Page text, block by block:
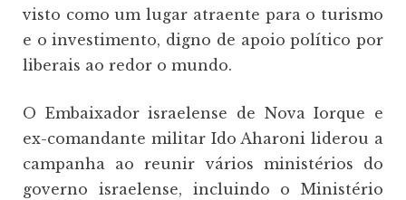
visto como um lugar atraente para o turismo
e o investimento, digno de apoio político por
liberais ao redor o mundo.
O Embaixador israelense de Nova Iorque e
ex-comandante militar Ido Aharoni liderou a
campanha ao reunir vários ministérios do
governo israelense, incluindo o Ministério